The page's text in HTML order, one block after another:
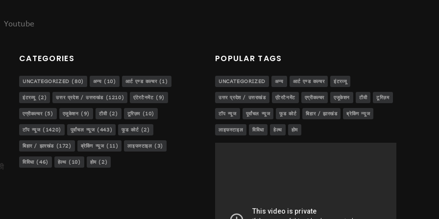
बनना!
Youtube
CATEGORIES
UNCATEGORIZED (80) अन्य (10) आर्ट एण्ड कल्चर(1)
इंटरव्यू (2) उत्तर प्रदेश / उत्तराखंड (1210) एंटेरटैनमेंट (9)
एग्रीकल्चर(5) एजूकेशन (9) टीवी(2) टूरिज़म (10)
टॉप न्यूज(1420) पूर्वांचल न्यूज(443) फूड कोर्ट (2)
बिहार / झारखंड (172) ब्रेकिंग न्यूज(11) लाइफस्टाइल (3)
विविधा(46) हेल्थ (10) होम(2)
POPULAR TAGS
UNCATEGORIZED अन्य आर्ट एण्ड कल्चर इंटरव्यू
उत्तर प्रदेश / उत्तराखंड एंटेरटैनमेंट एग्रीकल्चर एजूकेशन टीवी टूरिज़म
टॉप न्यूज पूर्वांचल न्यूज फूड कोर्ट बिहार / झारखंड ब्रेकिंग न्यूज
लाइफस्टाइल विविधा हेल्थ होम